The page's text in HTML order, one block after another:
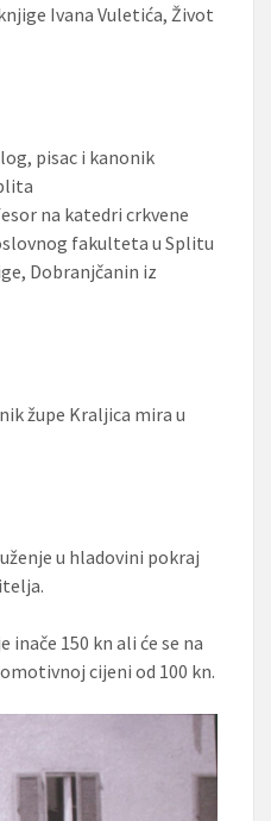
Ivana Vuletića, Život
pisac i kanonik
na katedri crkvene
fakulteta u Splitu
Dobranjčanin iz
župe Kraljica mira u
u hladovini pokraj
inače 150 kn ali će se na
cijeni od 100 kn.